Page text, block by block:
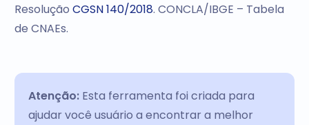
ResoluçãoCGSN 140/2018. CONCLA/IBGE – Tabela
de CNAEs.
Atenção:Esta ferramenta foi criada para
ajudar você usuário a encontrar a melhor